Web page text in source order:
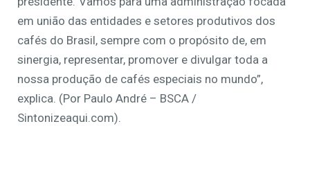
em união das entidades e setores produtivos dos
cafés do Brasil, sempre com o propósito de, em
sinergia, representar, promover e divulgar toda a
nossa produção de cafés especiais no mundo”,
explica. (Por Paulo André – BSCA /
Sintonizeaqui.com).